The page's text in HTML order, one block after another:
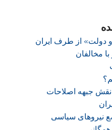
از طرف ایران
مخالفان
نیروهای سیاسی